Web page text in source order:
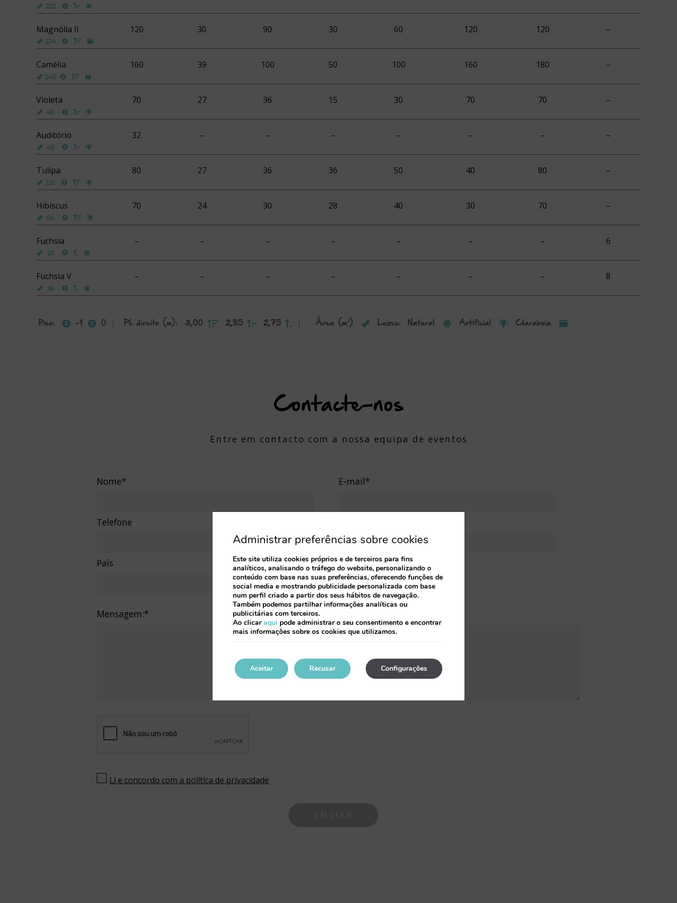
Magnólia II 120 30 90 30 60 120 120 –
Camélia 160 39 100 50 100 160 180 –
Violeta 70 27 36 15 30 70 70 –
Auditório 32 – – – – – – –
Tulipa 80 27 36 36 50 40 80 –
Hibiscus 70 24 30 28 40 30 70 –
Fuchsia – – – – – – – 6
Fuchsia V – – – – – – – 8
Contacte-nos
Entre em contacto com a nossa equipa de eventos
Nome* E-mail*
Telefone
País
Mensagem:*
Li e concordo com a política de privacidade
Administrar preferências sobre cookies
Este site utiliza cookies próprios e de terceiros para fins
analíticos, analisando o tráfego do website, personalizando o
conteúdo com base nas suas preferências, oferecendo funções de
social media e mostrando publicidade personalizada com base
num perfil criado a partir dos seus hábitos de navegação.
Também podemos partilhar informações analíticas ou
publicitárias com terceiros.
Ao clicaraqui pode administrar o seu consentimento e encontrar
mais informações sobre os cookies que utilizamos.
Aceitar Configurações
Recusar